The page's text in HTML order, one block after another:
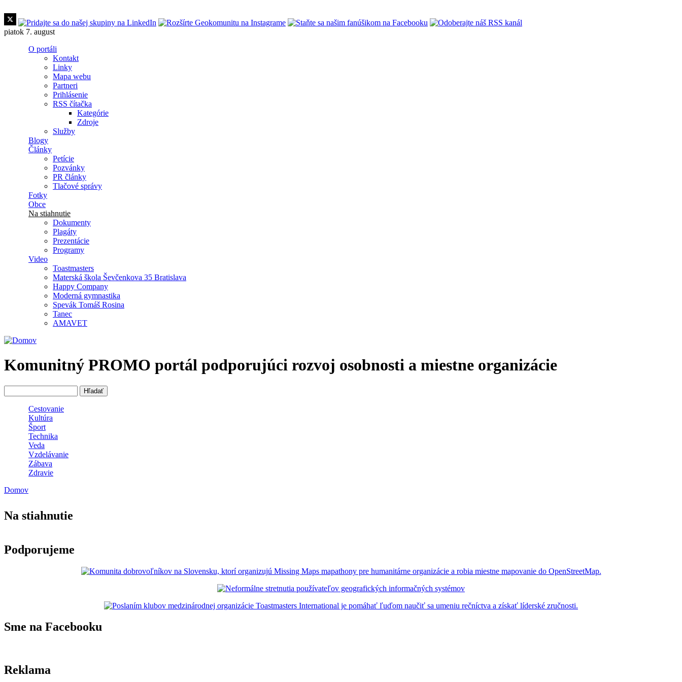
Skočiť na hlavný obsah
piatok 7. august
O portáli
Kontakt
Linky
Mapa webu
Partneri
Prihlásenie
RSS čítačka
Kategórie
Zdroje
Služby
Blogy
Články
Petície
Pozvánky
PR články
Tlačové správy
Fotky
Obce
Na stiahnutie
Dokumenty
Plagáty
Prezentácie
Programy
Video
Toastmasters
Materská škola Ševčenkova 35 Bratislava
Happy Company
Moderná gymnastika
Spevák Tomáš Rosina
Tanec
AMAVET
Komunitný PROMO portál podporujúci rozvoj osobnosti a miestne organizácie
Cestovanie
Kultúra
Šport
Technika
Veda
Vzdelávanie
Zábava
Zdravie
Domov
Na stiahnutie
Podporujeme
Sme na Facebooku
Reklama